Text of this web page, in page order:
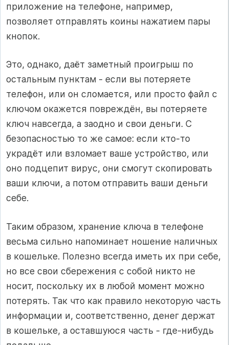
приложение на телефоне, например,
позволяет отправлять коины нажатием пары
кнопок.
Это, однако, даёт заметный проигрыш по
остальным пунктам - если вы потеряете
телефон, или он сломается, или просто файл с
ключом окажется повреждён, вы потеряете
ключ навсегда, а заодно и свои деньги. С
безопасностью то же самое: если кто-то
украдёт или взломает ваше устройство, или
оно подцепит вирус, они смогут скопировать
ваши ключи, а потом отправить ваши деньги
себе.
Таким образом, хранение ключа в телефоне
весьма сильно напоминает ношение наличных
в кошельке. Полезно всегда иметь их при себе,
но все свои сбережения с собой никто не
носит, поскольку их в любой момент можно
потерять. Так что как правило некоторую часть
информации и, соответственно, денег держат
в кошельке, а оставшуюся часть - где-нибудь